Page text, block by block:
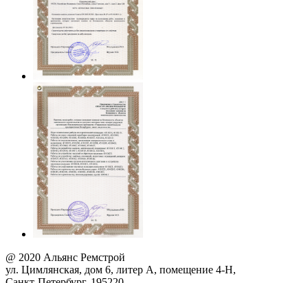
@ 2020 Альянс Ремстрой
ул. Цимлянская, дом 6, литер А, помещение 4-Н,